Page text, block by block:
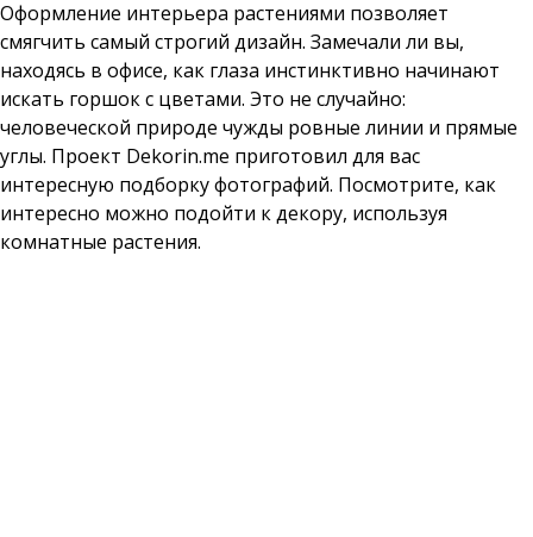
Оформление интерьера растениями позволяет
смягчить самый строгий дизайн. Замечали ли вы,
находясь в офисе, как глаза инстинктивно начинают
искать горшок с цветами. Это не случайно:
человеческой природе чужды ровные линии и прямые
углы. Проект Dekorin.me приготовил для вас
интересную подборку фотографий. Посмотрите, как
интересно можно подойти к декору, используя
комнатные растения.